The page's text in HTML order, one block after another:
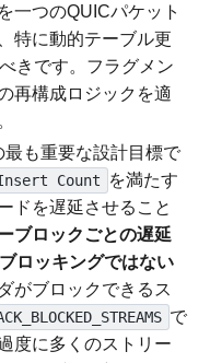
一つのQUICパケット
特に動的テーブル更
きです。フラグメン
再構成ロジックを適
最も重要な設計目標で
Count
を満たす
ドを遅延させること
ブロックごとの遅延
ロッキングではない
がブロックできるス
で
度に多くのストリー